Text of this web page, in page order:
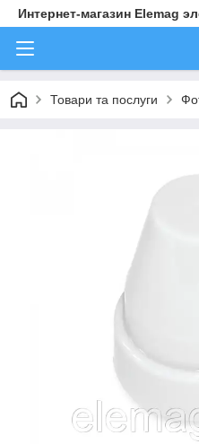
Интернет-магазин Elemag
Товари та послуги